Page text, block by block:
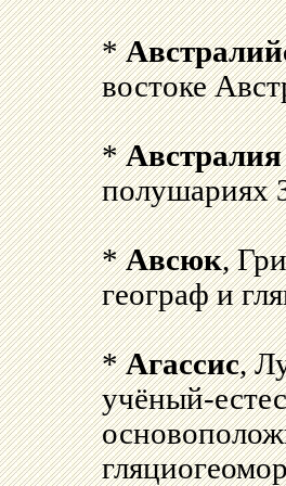
*
востоке
*Австралия
полушариях
*Авсюк,
географ и
*Агассис,
учёный-